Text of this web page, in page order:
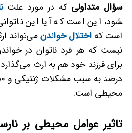
سؤال متداولی که در مورد علت
شود، این است که آیا این
است که اختلالخواندنمی‌تواند
نیست که هر فرد ناتوان در
محیطی است.
تاثیر عوامل محیطی بر